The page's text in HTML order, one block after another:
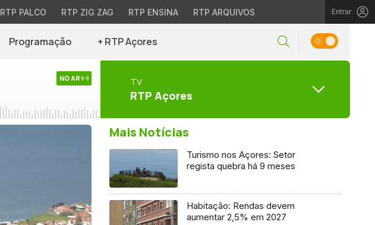
RTP PALCO RTP ZIG ZAG RTP ENSINA RTP ARQUIVOS Entrar
Programação + RTP Açores
NO AR TV
RTP Açores
Mais Notícias
Turismo nos Açores: Setor
regista quebra há 9 meses
Habitação: Rendas devem
aumentar 2,5% em 2027